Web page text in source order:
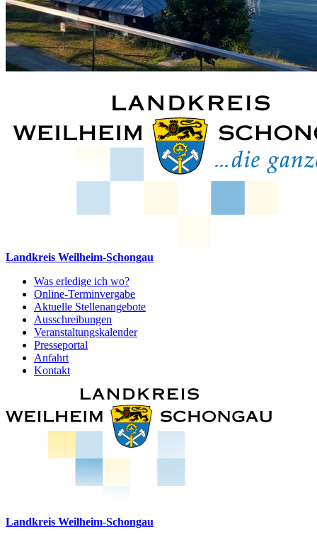
Landkreis Weilheim-Schongau
Was erledige ich wo?
Online-Terminvergabe
Aktuelle Stellenangebote
Ausschreibungen
Veranstaltungskalender
Presseportal
Anfahrt
Kontakt
Landkreis Weilheim-Schongau